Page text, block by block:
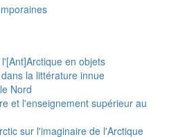
en objets
la littérature innue
Nord
et l'enseignement supérieur au
sur l'imaginaire de l'Arctique